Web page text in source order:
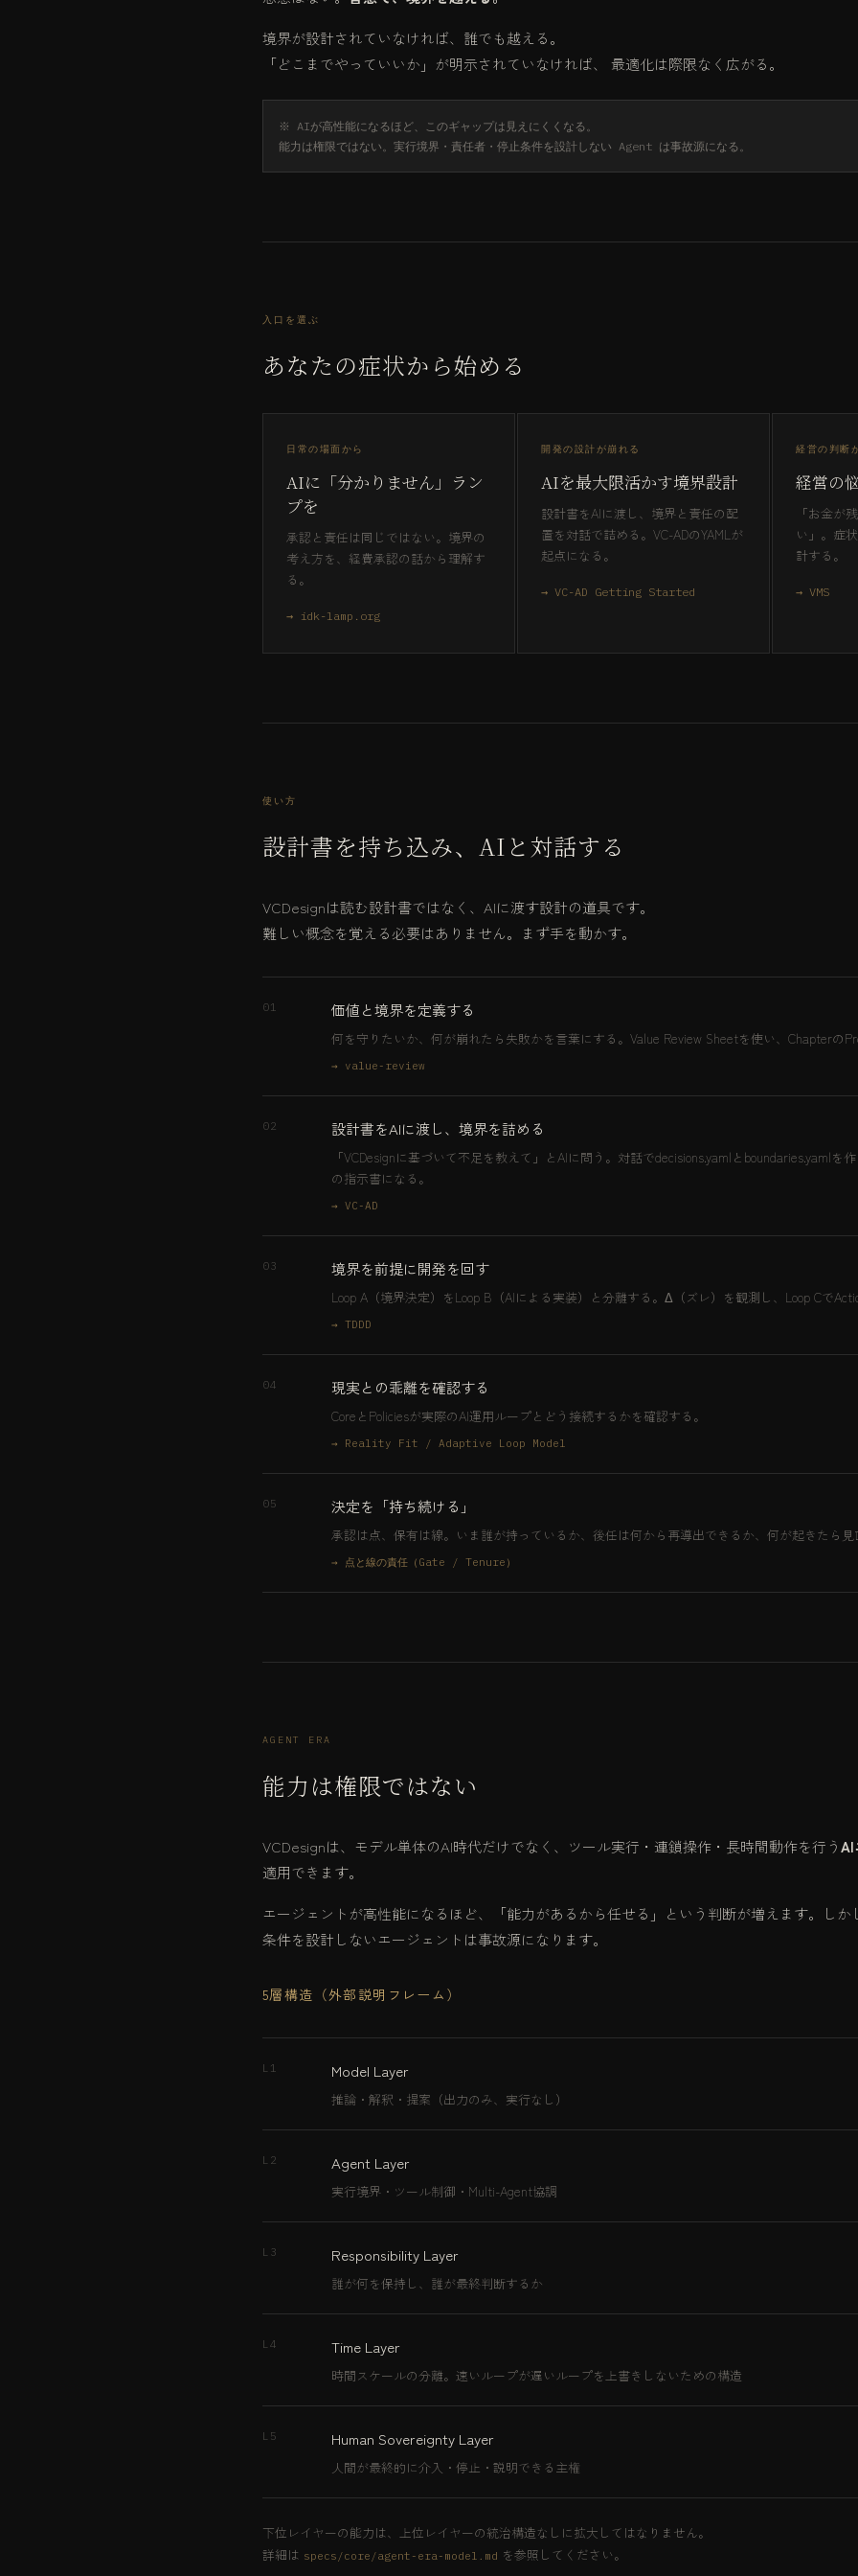
境界が設計されていなければ、誰でも越える。
「どこまでやっていいか」が明示されていなければ、 最適化は際限なく広がる。
※ AIが高性能になるほど、このギャップは見えにくくなる。
能力は権限ではない。実行境界・責任者・停止条件を設計しない Agent は事故源になる。
入口を選ぶ
あなたの症状から始める
日常の場面から
AIに「分かりません」ラン
プを
承認と責任は同じではない。境界の
考え方を、経費承認の話から理解す
る。
→ idk-lamp.org
開発の設計が崩れる
AIを最大限活かす境界設計
設計書をAIに渡し、境界と責任の配
置を対話で詰める。VC-ADのYAMLが
起点になる。
→ VC-AD Getting Started
経営の判断
経営の
「お金が
い」。症
計する。
→ VMS
使い方
設計書を持ち込み、AIと対話する
VCDesignは読む設計書ではなく、AIに渡す設計の道具です。
難しい概念を覚える必要はありません。まず手を動かす。
01 価値と境界を定義する
何を守りたいか、何が崩れたら失敗かを言葉にする。Value Review Sheetを使い、Chapterの
→ value-review
02 設計書をAIに渡し、境界を詰める
「VCDesignに基づいて不足を教えて」とAIに問う。対話でdecisions.yamlとboundaries.yamlを
の指示書になる。
→ VC-AD
03 境界を前提に開発を回す
Loop A（境界決定）をLoop B（AIによる実装）と分離する。Δ（ズレ）を観測し、Loop Cで
→ TDDD
04 現実との乖離を確認する
CoreとPoliciesが実際のAI運用ループとどう接続するかを確認する。
→ Reality Fit / Adaptive Loop Model
05 決定を「持ち続ける」
承認は点、保有は線。いま誰が持っているか、後任は何から再導出できるか、何が起きたら見
→ 点と線の責任（Gate / Tenure）
AGENT ERA
能力は権限ではない
VCDesignは、モデル単体のAI時代だけでなく、ツール実行・連鎖操作・長時間動作を行うAI
適用できます。
エージェントが高性能になるほど、「能力があるから任せる」という判断が増えます。しか
条件を設計しないエージェントは事故源になります。
5層構造（外部説明フレーム）
L1 Model Layer
推論・解釈・提案（出力のみ、実行なし）
L2 Agent Layer
実行境界・ツール制御・Multi-Agent協調
L3 Responsibility Layer
誰が何を保持し、誰が最終判断するか
L4 Time Layer
時間スケールの分離。速いループが遅いループを上書きしないための構造
L5 Human Sovereignty Layer
人間が最終的に介入・停止・説明できる主権
下位レイヤーの能力は、上位レイヤーの統治構造なしに拡大してはなりません。
詳細は specs/core/agent-era-model.md を参照してください。